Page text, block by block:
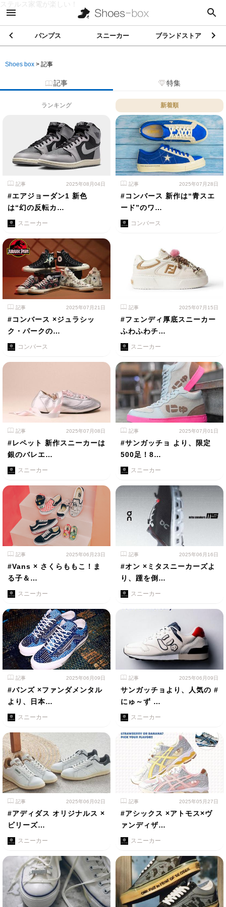
ステルス家電が楽しい！
パンプス スニーカー ブランドストア
Shoes box > 記事
記事 特集
ランキング 新着順
記事 2025年08月04日
#エアジョーダン1 新色
は“幻の反転カ…
スニーカー
記事 2025年07月28日
#コンバース 新作は“青スエ
ード”のワ…
コンバース
記事 2025年07月21日
#コンバース ×ジュラシッ
ク・パークの…
コンバース
記事 2025年07月15日
#フェンディ厚底スニーカー
ふわふわチ…
スニーカー
記事 2025年07月08日
#レペット 新作スニーカーは
銀のバレエ…
スニーカー
記事 2025年07月01日
#サンガッチョ より、限定
500足！8…
スニーカー
記事 2025年06月23日
#Vans × さくらももこ！ま
る子＆…
スニーカー
記事 2025年06月16日
#オン ×ミタスニーカーズよ
り、踵を倒…
スニーカー
記事 2025年06月09日
#バンズ ×ファンダメンタル
より、日本…
スニーカー
記事 2025年06月09日
サンガッチョより、人気の #
にゅ～ず …
スニーカー
記事 2025年06月02日
#アディダス オリジナルス ×
ビリーズ…
スニーカー
記事 2025年05月27日
#アシックス ×アトモス×ヴ
ァンディザ…
スニーカー